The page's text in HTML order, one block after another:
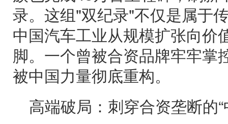
录。这组"双纪录"不仅是属于
中国汽车工业从规模扩张向价
脚。一个曾被合资品牌牢牢掌
被中国力量彻底重构。
高端破局：刺穿合资垄断的